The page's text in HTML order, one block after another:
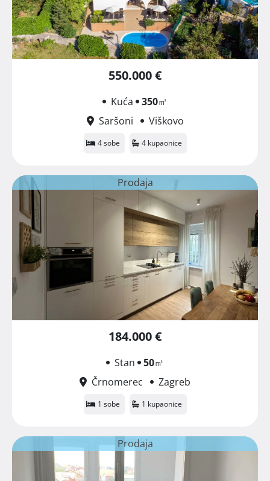
550.000 €
Kuća 350㎡
Saršoni
Viškovo
4 sobe 4 kupaonice
Prodaja
184.000 €
Stan 50㎡
Črnomerec
Zagreb
1 sobe 1 kupaonice
Prodaja